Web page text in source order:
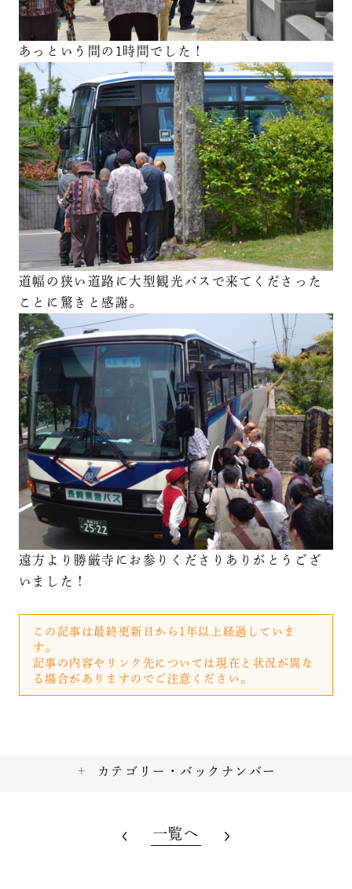
あっという間の1時間でした！
道幅の狭い道路に大型観光バスで来てくださった
ことに驚きと感謝。
遠方より勝厳寺にお参りくださりありがとうござ
いました！
この記事は最終更新日から1年以上経過していま
す。
記事の内容やリンク先については現在と状況が異な
る場合がありますのでご注意ください。
カテゴリー・バックナンバー
一覧へ